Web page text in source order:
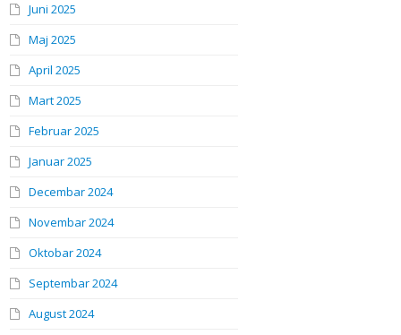
Juni 2025
Maj 2025
April 2025
Mart 2025
Februar 2025
Januar 2025
Decembar 2024
Novembar 2024
Oktobar 2024
Septembar 2024
August 2024